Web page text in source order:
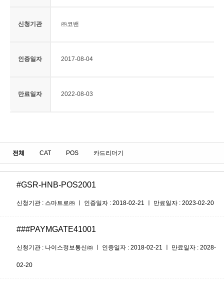
신청기관 ㈜코밴
인증일자 2017-08-04
만료일자 2022-08-03
전체 CAT POS 카드리더기
#GSR-HNB-POS2001
신청기관 : 스마트로㈜ ㅣ 인증일자 : 2018-02-21 ㅣ 만료일자 : 2023-02-20
###PAYMGATE41001
신청기관 : 나이스정보통신㈜ ㅣ 인증일자 : 2018-02-21 ㅣ 만료일자 : 2028-
02-20